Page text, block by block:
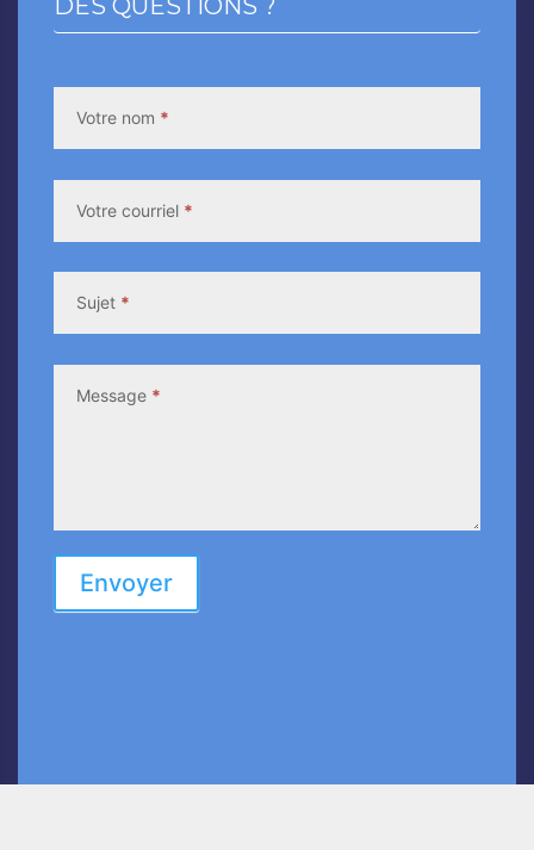
Us
Votre nom *
Votre courriel *
Sujet *
Message *
Envoyer